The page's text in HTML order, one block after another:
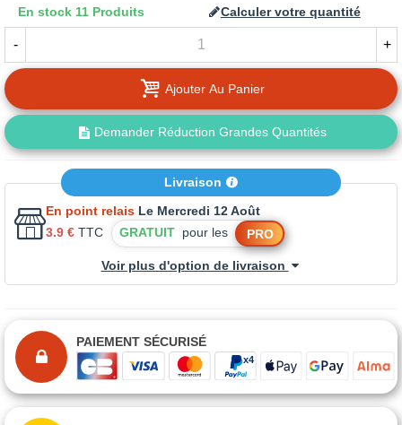
En stock 11 Produits Calculer votre quantité
- +
Ajouter Au Panier
Demander Réduction Grandes Quantités
Livraison
En point relais Le Mercredi 12 Août
3.9 € TTC GRATUIT pour les PRO
Voir plus d'option de livraison
PAIEMENT SÉCURISÉ